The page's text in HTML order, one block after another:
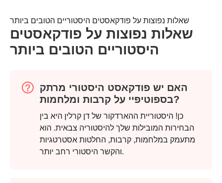
שאלות נפוצות על פודקאסטים היסטוריים הטובים ביותר
שאלות נפוצות על פודקאסטים
היסטוריים הטובים ביותר
האם יש פודקאסט היסטורי מרתק
בספוטיפיי על קרבות ומלחמות?
כן! היסטוריית ההארדקור של דן קרלין היא בין
הבחירות המובילות שלך להיסטוריה צבאית. הוא
מתעמק במלחמות, קרבות, החלטות אסטרטגיות
והקשר היסטורי רחב יותר.